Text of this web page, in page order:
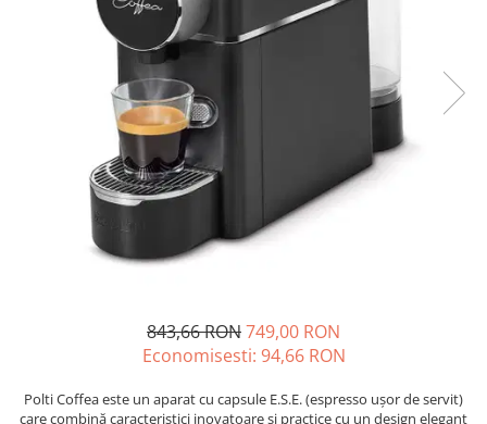
843,66 RON749,00 RON
Economisesti: 94,66 RON
Polti Coffea este un aparat cu capsule E.S.E. (espresso ușor de servit)
care combină caracteristici inovatoare și practice cu un design elegant